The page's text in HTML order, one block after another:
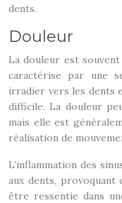
dents.
Douleur
La douleur est
caractérise par une
irradier vers les dents
difficile. La douleur
mais elle est
réalisation de
L’inflammation des
aux dents,
être ressentie dans